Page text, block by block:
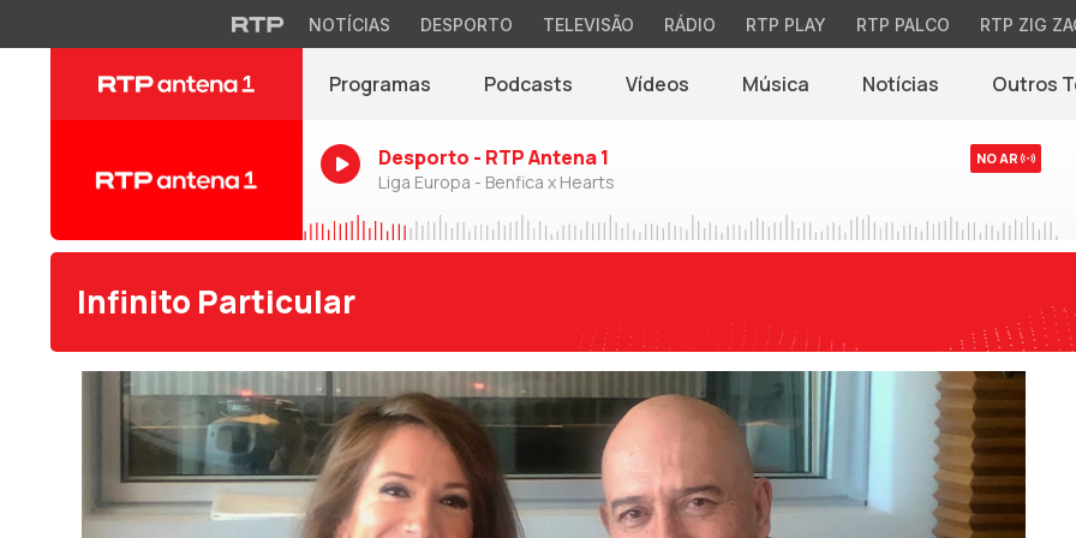
NOTÍCIAS DESPORTO TELEVISÃO RÁDIO RTP PLAY RTP PALCO RTP ZIG
Programas Podcasts Vídeos Música Notícias(abre em nova
Outros
Desporto - RTP Antena 1
Liga Europa - Benfica x Hearts
NO AR
Infinito Particular